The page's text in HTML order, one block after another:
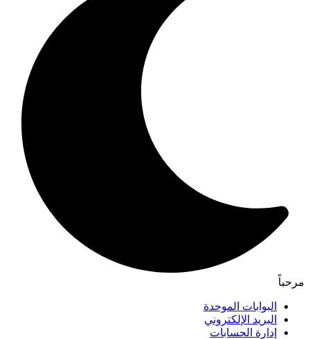
مرحباً
البوابات الموحدة
البريد الإلكتروني
إدارة الحسابات